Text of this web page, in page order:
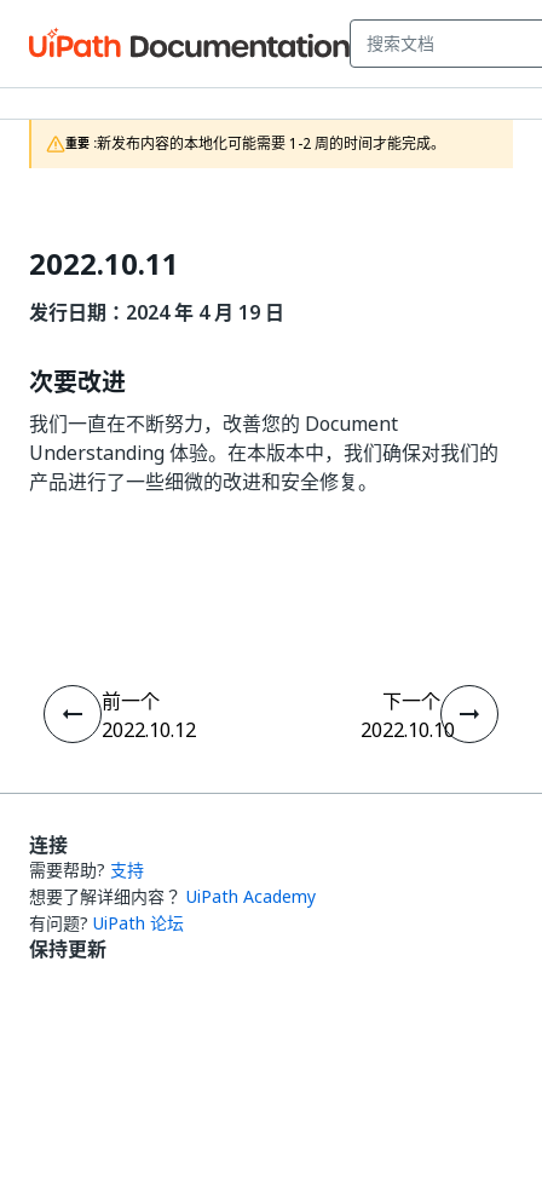
重要 :新发布内容的本地化可能需要 1-2 周的时间才能完成。
2022.10.11
发行日期：2024 年 4 月 19 日
次要改进
我们一直在不断努力，改善您的 Document
Understanding 体验。在本版本中，我们确保对我们的
产品进行了一些细微的改进和安全修复。
前一个
2022.10.12
下一个
2022.10.10
连接
需要帮助? 支持
想要了解详细内容？ UiPath Academy
有问题? UiPath 论坛
保持更新